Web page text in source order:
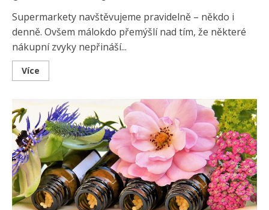
Supermarkety navštěvujeme pravidelně – někdo i
denně. Ovšem málokdo přemýšlí nad tím, že některé
nákupní zvyky nepřináší...
Více
more
díky
kterým
utrácíte
za
jídlo
víc
než
je
potřeba